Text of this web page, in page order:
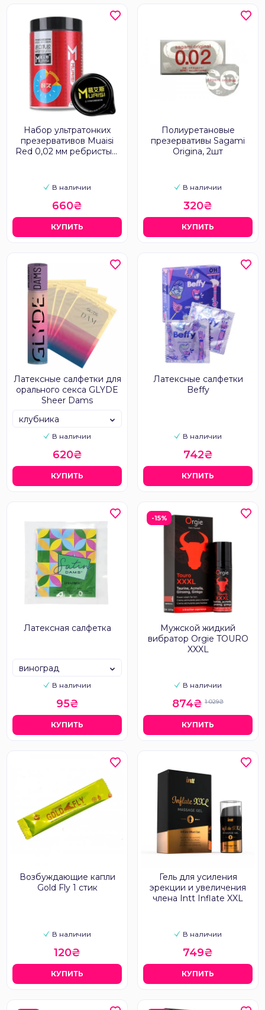
Набор ультратонких
презервативов Muaisi
Red 0,02 мм ребристые,
В наличии
660₴
КУПИТЬ
Полиуретановые
презервативы Sagami
Origina, 2шт
В наличии
320₴
КУПИТЬ
Латексные салфетки для
орального секса GLYDE
Sheer Dams
В наличии
клубника
620₴
КУПИТЬ
Латексные салфетки
Beffy
В наличии
742₴
КУПИТЬ
Латексная салфетка
В наличии
виноград
95₴
КУПИТЬ
-15%
Мужской жидкий
вибратор Orgie TOURO
XXXL
В наличии
874₴ 1 029₴
КУПИТЬ
Возбуждающие капли
Gold Fly 1 стик
В наличии
120₴
КУПИТЬ
Гель для усиления
эрекции и увеличения
члена Intt Inflate XXL
В наличии
749₴
КУПИТЬ